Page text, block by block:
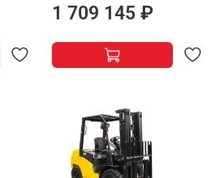
1 709 145 ₽